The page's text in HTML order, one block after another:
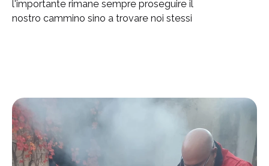
l'importante rimane sempre proseguire il
nostro cammino sino a trovare noi stessi